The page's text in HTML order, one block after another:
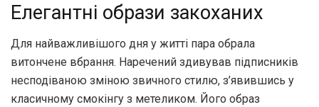
Елегантні образи закоханих
Для найважливішого дня у житті пара обрала
витончене вбрання. Наречений здивував підписників
несподіваною зміною звичного стилю, з’явившись у
класичному смокінгу з метеликом. Його образ